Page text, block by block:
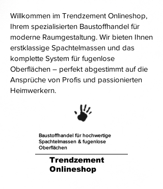
Baustoffhandel für hochwertige
Spachtelmassen & fugenlose
Oberflächen
Trendzement
Onlineshop
Willkommen im Trendzement Onlineshop,
Ihrem spezialisierten Baustoffhandel für
moderne Raumgestaltung. Wir bieten Ihnen
erstklassige Spachtelmassen und das
komplette System für fugenlose
Oberflächen – perfekt abgestimmt auf die
Ansprüche von Profis und passionierten
Heimwerkern.